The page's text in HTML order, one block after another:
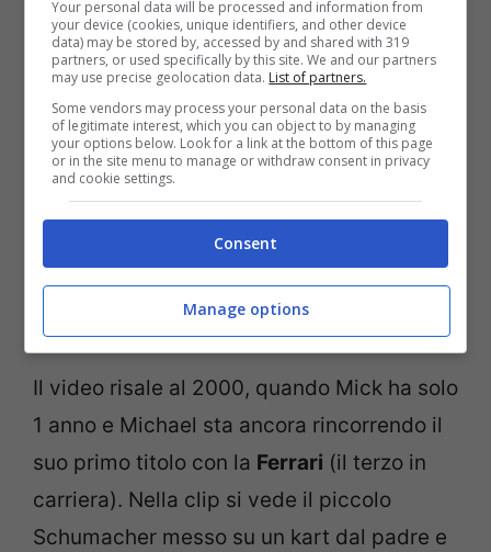
Un post condiviso da FORMULA 1® (@f1)
Il video risale al 2000, quando Mick ha solo
1 anno e Michael sta ancora rincorrendo il
suo primo titolo con la Ferrari (il terzo in
carriera). Nella clip si vede il piccolo
Schumacher messo su un kart dal padre e
Your personal data will be processed and information from
your device (cookies, unique identifiers, and other device
data) may be stored by, accessed by and shared with 319
partners, or used specifically by this site. We and our partners
may use precise geolocation data. List of partners.
Some vendors may process your personal data on the basis
of legitimate interest, which you can object to by managing
your options below. Look for a link at the bottom of this page
or in the site menu to manage or withdraw consent in privacy
and cookie settings.
Consent
Manage options